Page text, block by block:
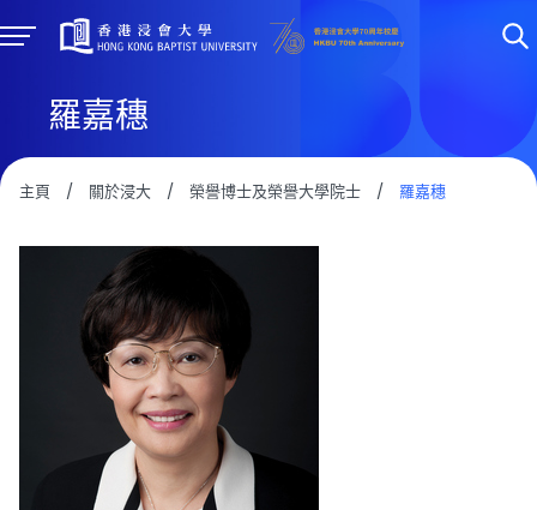
羅嘉穗
主頁 / 關於浸大 / 榮譽博士及榮譽大學院士 / 羅嘉穗